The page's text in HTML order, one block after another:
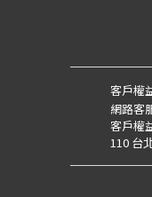
客戶權
網路客
客戶權
110 台